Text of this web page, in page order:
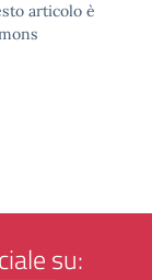
articolo è
su: